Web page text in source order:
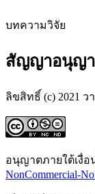
บทความวิจัย
สัญญาอนุญ
ลิขสิทธิ์ (c) 2021
อนุญาตภายใต้เงื่อ
NonCommercial-